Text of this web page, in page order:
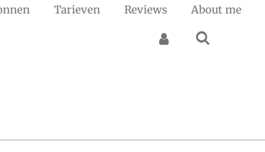
Tarieven Reviews About me